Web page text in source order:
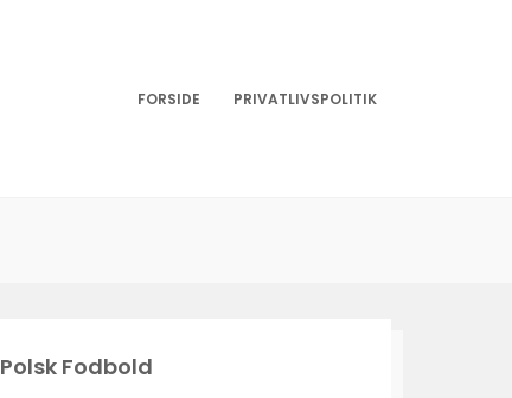
FORSIDE PRIVATLIVSPOLITIK
Polsk Fodbold